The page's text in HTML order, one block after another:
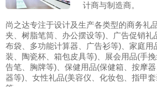
计商与制造商。
尚之达专注于设计及生产各类型的商务礼
夹、树脂笔筒、办公摆设等)、广告促销礼
布袋、多功能计算器、广告衫等)、家庭用
装、陶瓷杯、箱包皮具等)、展会用品(手
告笔、胸牌等)、保健用品(保健箱、按摩
器等)、女性礼品(美容仪、化妆包、指甲